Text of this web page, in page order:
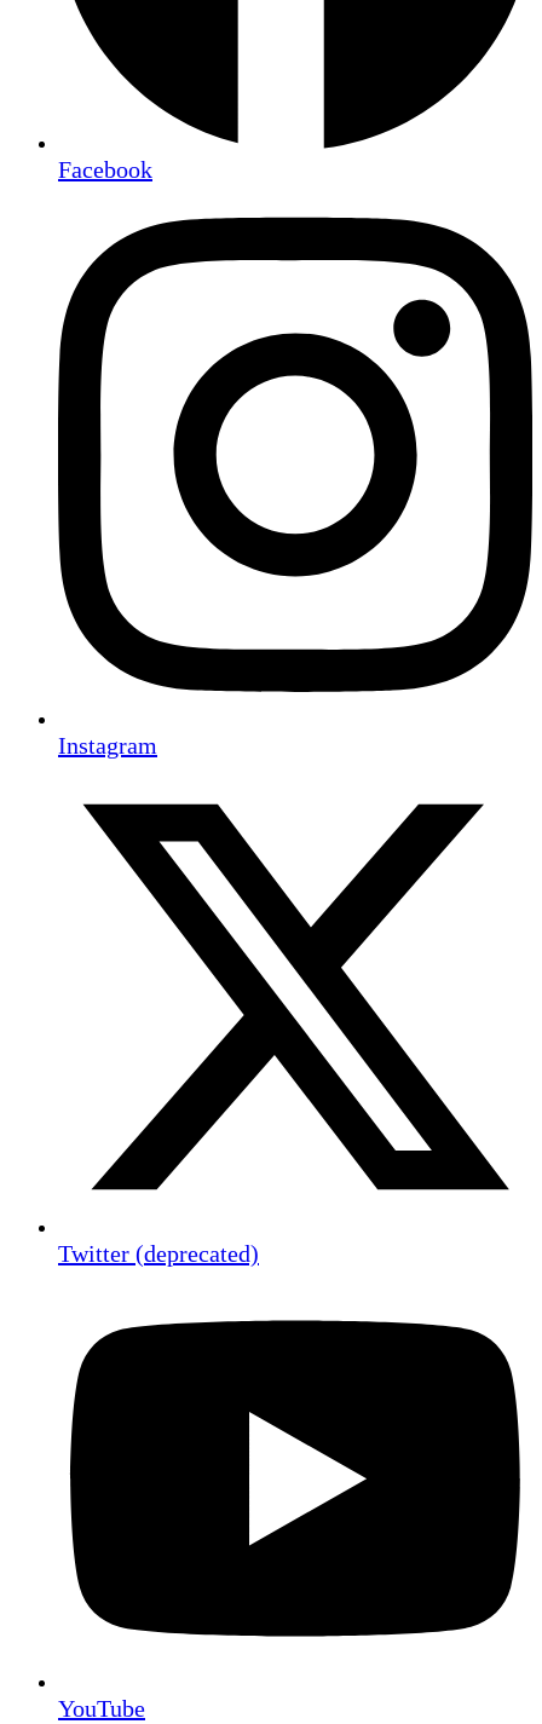
Facebook
Instagram
Twitter (deprecated)
YouTube